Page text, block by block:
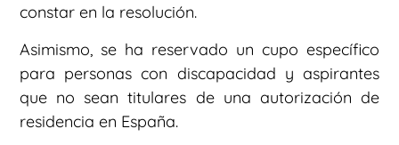
constar en la resolución.
Asimismo, se ha reservado un cupo específico
para personas con discapacidad y aspirantes
que no sean titulares de una autorización de
residencia en España.